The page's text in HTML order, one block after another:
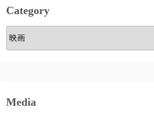
Category
Category
Media